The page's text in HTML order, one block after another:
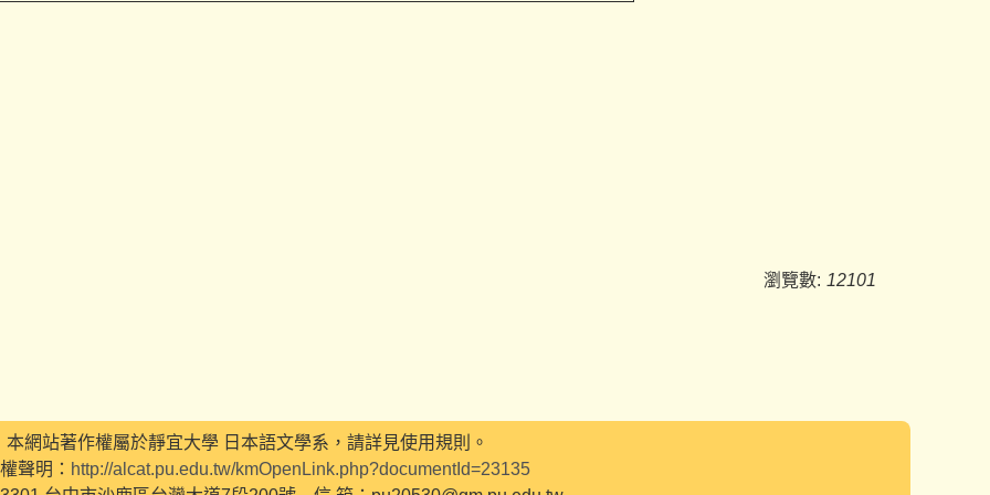
瀏覽數: 12101
本網站著作權屬於靜宜大學 日本語文學系，請詳見使用規則。
聲明： http://alcat.pu.edu.tw/kmOpenLink.php?documentId=23135